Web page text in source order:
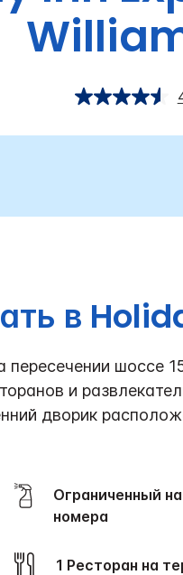
в
шоссе
и
дворик
Ограниченный набор услуг по уборке
номера
1 Ресторан на